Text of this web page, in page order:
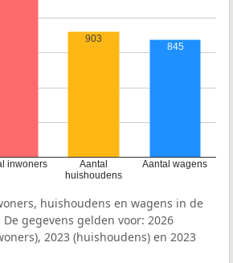
inwoners
Aantal
huishoudens
Aantal wagens
903
845
huishoudens en wagens in de
gegevens gelden voor: 2026
2023 (huishoudens) en 2023